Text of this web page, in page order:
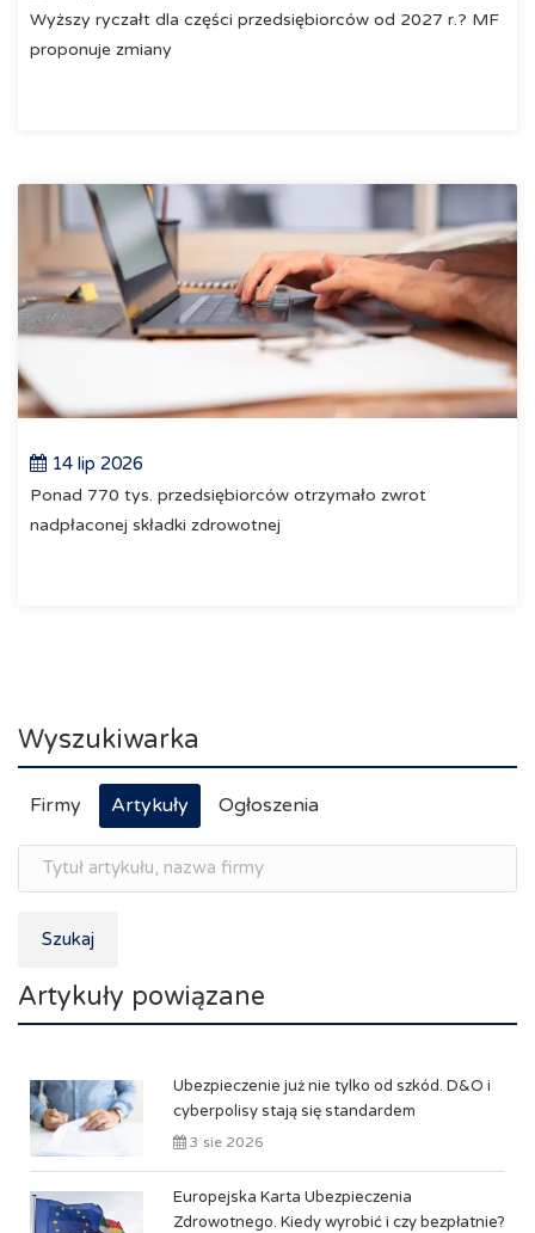
Wyższy ryczałt dla części przedsiębiorców od 2027 r.? MF
proponuje zmiany
14 lip 2026
Ponad 770 tys. przedsiębiorców otrzymało zwrot
nadpłaconej składki zdrowotnej
Wyszukiwarka
Firmy Artykuły Ogłoszenia
Szukaj
Artykuły powiązane
Ubezpieczenie już nie tylko od szkód. D&O i
cyberpolisy stają się standardem
3 sie 2026
Europejska Karta Ubezpieczenia
Zdrowotnego. Kiedy wyrobić i czy bezpłatnie?